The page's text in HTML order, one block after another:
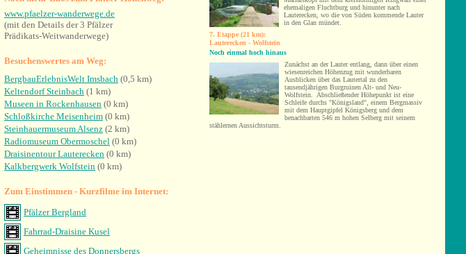
www.pfaelzer-wanderwege.de
(mit den Details der 3 Pfälzer
Prädikats-Weitwanderwege)
Besuchenswertes am Weg:
BergbauErlebnisWelt Imsbach (0,5 km)
Keltendorf Steinbach (1 km)
Museen in Rockenhausen (0 km)
Schloßkirche Meisenheim (0 km)
Steinhauermuseum Alsenz (2 km)
Radiomuseum Obermoschel (0 km)
Draisinentour Lauterecken (0 km)
Kalkbergwerk Wolfstein (0 km)
Zum Einstimmen - Kurzfilme im Internet:
Pfälzer Bergland
Fahrrad-Draisine Kusel
Geheimnisse des Donnersbergs
ehemaligen Fluchtburg und hinunter nach
Lauterecken, wo die von Süden kommende Lauter
in den Glan mündet.
7. Etappe (21 km):
Lauterecken - Wolfstein
Noch einmal hoch hinaus
Zunächst an der Lauter entlang, dann über einen
wiesenreichen Höhenzug mit wunderbaren
Ausblicken über das Lautertal zu den
tausendjährigen Burgruinen Alt- und Neu-
Wolfstein. Abschließender Höhepunkt ist eine
Schleife durchs "Königsland", einem Bergmassiv
mit dem Hauptgipfel Königsberg und dem
benachbarten 546 m hohen Selberg mit seinem
stählernen Aussichtsturm.